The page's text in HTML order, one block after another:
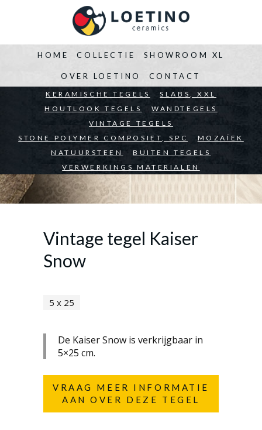
HOME
BEDRIJVEN ARCHITECTEN PARTICULIEREN
COLLECTIE
KERAMISCHE TEGELS
SLABS, XXL
HOUTLOOK TEGELS
WANDTEGELS
VINTAGE TEGELS
STONE POLYMER COMPOSIET, SPC
MOZAÏEK
NATUURSTEEN
BUITEN TEGELS
VERWERKINGS MATERIALEN
SHOWROOM XL
OVER LOETINO CONTACT
Vintage tegel Kaiser
Snow
5 x 25
De Kaiser Snow is verkrijgbaar in
5×25 cm.
VRAAG MEER INFORMATIE
AAN OVER DEZE TEGEL